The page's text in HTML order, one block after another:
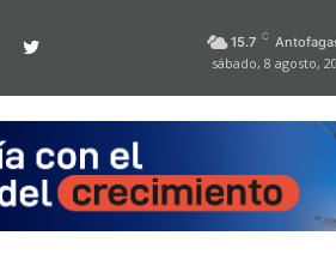
15.7 C
sábado, 8 agosto,